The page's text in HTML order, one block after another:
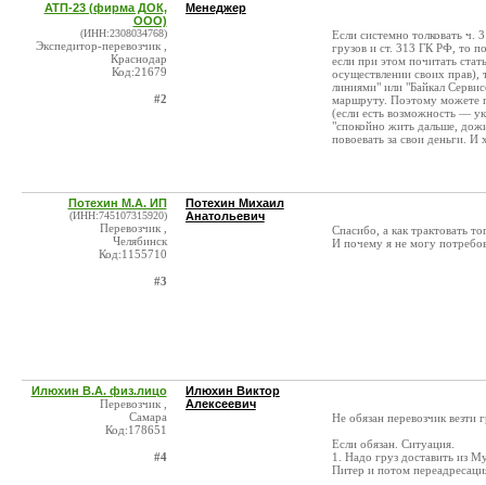
АТП-23 (фирма ДОК,
ООО)
(ИНН:2308034768)
Экспедитор-перевозчик ,
Краснодар
Код:21679
#2
Менеджер
Если системно толковать ч.
грузов и ст. 313 ГК РФ, то
если при этом почитать
осуществлении своих прав),
линиями" или "Байкал
маршруту. Поэтому можете
(если есть возможность —
"спокойно жить дальше,
повоевать за свои деньги.
Потехин М.А. ИП
(ИНН:745107315920)
Перевозчик ,
Челябинск
Код:1155710
#3
Потехин Михаил
Анатольевич
Спасибо, а как трактовать
И почему я не могу
Илюхин В.А. физ.лицо
Перевозчик ,
Самара
Код:178651
#4
Илюхин Виктор
Алексеевич
Не обязан перевозчик
Если обязан. Ситуация.
1. Надо груз доставить из
Питер и потом